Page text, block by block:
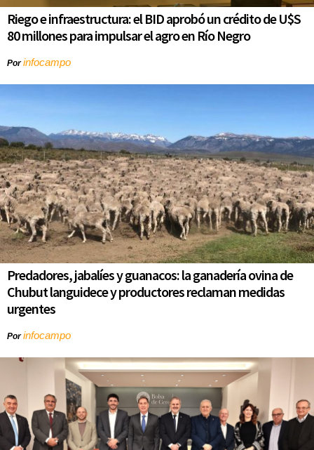
Riego e infraestructura: el BID aprobó un crédito de U$S
80 millones para impulsar el agro en Río Negro
Porinfocampo
Predadores, jabalíes y guanacos: la ganadería ovina de
Chubut languidece y productores reclaman medidas
urgentes
Porinfocampo